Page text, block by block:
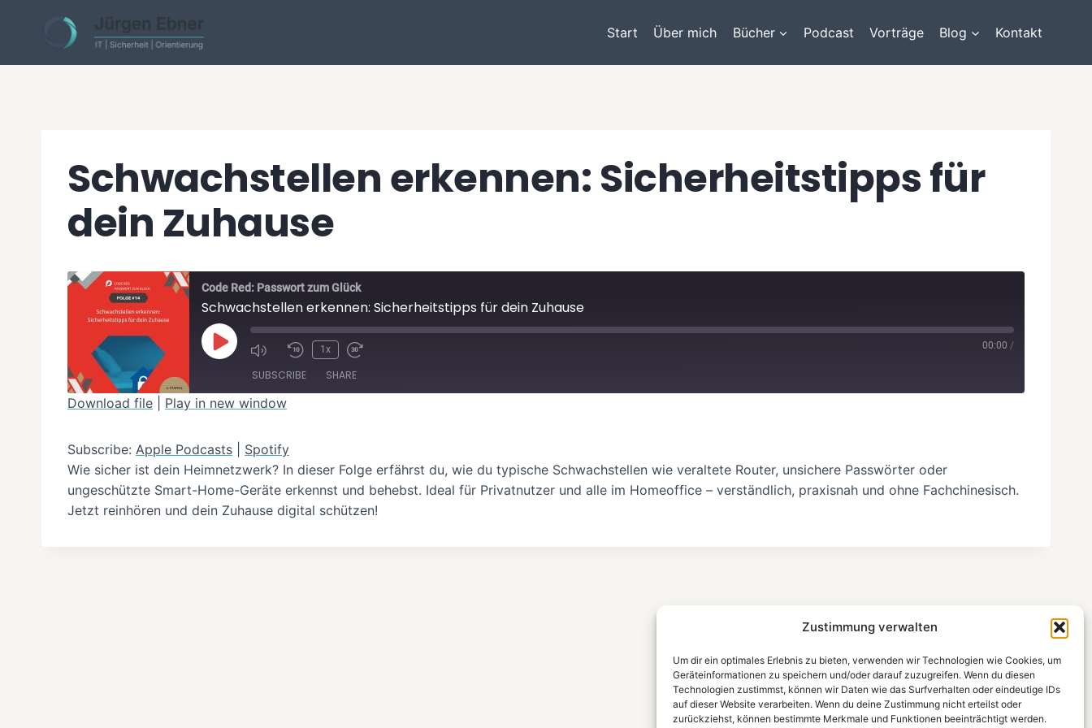
Zustimmung verwalten
Um dir ein optimales Erlebnis zu bieten, verwenden wir Technologien wie Cookies, um
Geräteinformationen zu speichern und/oder darauf zuzugreifen. Wenn du diesen
Technologien zustimmst, können wir Daten wie das Surfverhalten oder eindeutige IDs
auf dieser Website verarbeiten. Wenn du deine Zustimmung nicht erteilst oder
zurückziehst, können bestimmte Merkmale und Funktionen beeinträchtigt werden.
Start Über mich Bücher Podcast Vorträge Blog Kontakt
Schwachstellen erkennen: Sicherheitstipps für
dein Zuhause
Code Red: Passwort zum Glück
Schwachstellen erkennen: Sicherheitstipps für dein Zuhause
P
a
E
p
i
s
1x 00:00 /
SUBSCRIBE SHARE
RSS FEED
LINK
EMBED
Download file Play in new window
Subscribe: Apple Podcasts
Spotify
Wie sicher ist dein Heimnetzwerk? In dieser Folge erfährst du, wie du typische Schwachstellen wie veraltete Router, unsichere Passwörter oder
ungeschützte Smart-Home-Geräte erkennst und behebst. Ideal für Privatnutzer und alle im Homeoffice – verständlich, praxisnah und ohne Fachchinesisch.
Jetzt reinhören und dein Zuhause digital schützen!